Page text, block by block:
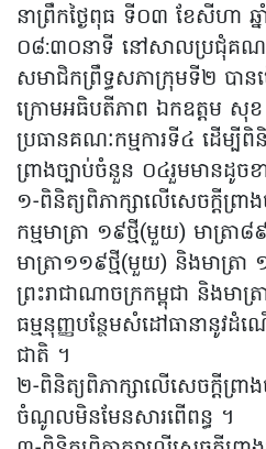
នាព្រឹកថ្ងៃពុធ ទី០៣ ខែសីហា
០៨:៣០នាទី នៅសាលប្រជុំគណៈ
សមាជិកព្រឹទ្ធសភាក្រុមទី២ បានប
ក្រោមអធិបតីភាព ឯកឧត្តម សុ
ប្រធានគណៈកម្មការទី៤ ដើម្បីពិ
ព្រាងច្បាប់ចំនួន ០៤រួមមានដូច
១-ពិនិត្យពិភាក្សាលើសេចក្ដីព្រា
កម្មមាត្រា ១៩ថ្មី(មួយ) មាត្រា៨
មាត្រា១១៩ថ្មី(មួយ) និងមាត្រា ១
ព្រះរាជាណាចក្រកម្ពុជា និងមាត្
ធម្មនុញ្ញបន្ថែមសំដៅធានានូវដំណ
ជាតិ ។
២-ពិនិត្យពិភាក្សាលើសេចក្ដីព្រា
ចំណូលមិនមែនសារពើពន្ធ ។